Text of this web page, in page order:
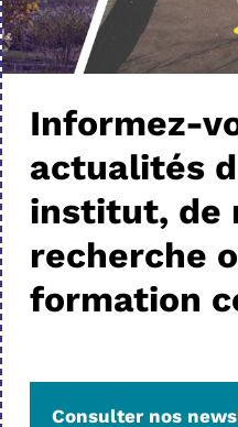
Informez-
actualités
institut, de
recherche
formation
Consulter nos